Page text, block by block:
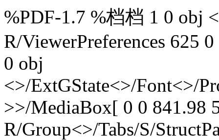
%PDF-1.7 %档档 1 0 obj
R/ViewerPreferences 625
0 obj
<>/ExtGState<>/Font<>/
>>/MediaBox[ 0 0 841.98
R/Group<>/Tabs/S/